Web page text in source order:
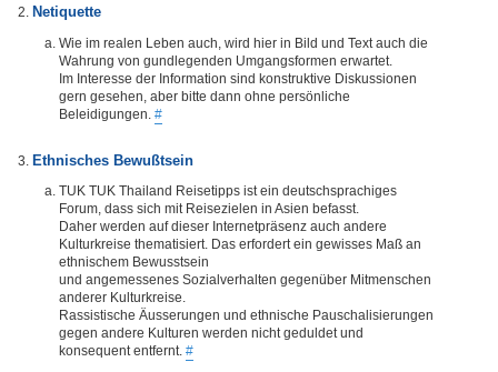
Netiquette
Wie im realen Leben auch, wird hier in Bild und Text auch die
Wahrung von gundlegenden Umgangsformen erwartet.
Im Interesse der Information sind konstruktive Diskussionen
gern gesehen, aber bitte dann ohne persönliche
Beleidigungen. #
Ethnisches Bewußtsein
TUK TUK Thailand Reisetipps ist ein deutschsprachiges
Forum, dass sich mit Reisezielen in Asien befasst.
Daher werden auf dieser Internetpräsenz auch andere
Kulturkreise thematisiert. Das erfordert ein gewisses Maß an
ethnischem Bewusstsein
und angemessenes Sozialverhalten gegenüber Mitmenschen
anderer Kulturkreise.
Rassistische Äusserungen und ethnische Pauschalisierungen
gegen andere Kulturen werden nicht geduldet und
konsequent entfernt. #